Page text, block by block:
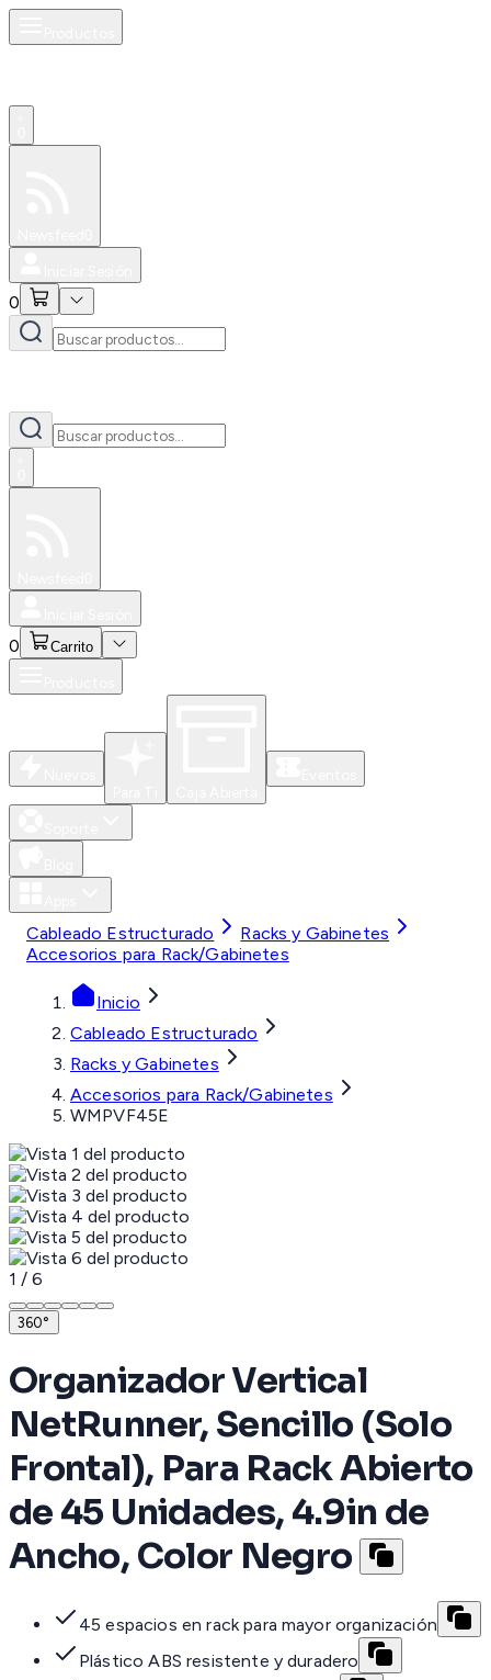
0
0 Carrito
Cableado Estructurado
Racks y Gabinetes
Accesorios para Rack/Gabinetes
Inicio
Cableado Estructurado
Racks y Gabinetes
Accesorios para Rack/Gabinetes
WMPVF45E
1 / 6
360°
Organizador Vertical
NetRunner, Sencillo (Solo
Frontal), Para Rack Abierto
de 45 Unidades, 4.9in de
Ancho, Color Negro
45 espacios en rack para mayor organización
Plástico ABS resistente y duradero